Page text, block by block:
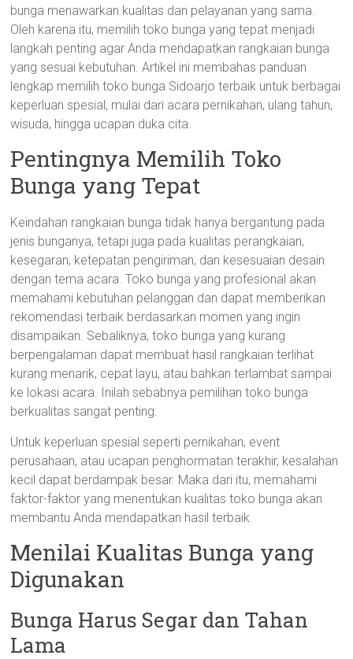
bunga menawarkan kualitas dan pelayanan yang sama.
Oleh karena itu, memilih toko bunga yang tepat menjadi
langkah penting agar Anda mendapatkan rangkaian bunga
yang sesuai kebutuhan. Artikel ini membahas panduan
lengkap memilih toko bunga Sidoarjo terbaik untuk berbagai
keperluan spesial, mulai dari acara pernikahan, ulang tahun,
wisuda, hingga ucapan duka cita.
Pentingnya Memilih Toko
Bunga yang Tepat
Keindahan rangkaian bunga tidak hanya bergantung pada
jenis bunganya, tetapi juga pada kualitas perangkaian,
kesegaran, ketepatan pengiriman, dan kesesuaian desain
dengan tema acara. Toko bunga yang profesional akan
memahami kebutuhan pelanggan dan dapat memberikan
rekomendasi terbaik berdasarkan momen yang ingin
disampaikan. Sebaliknya, toko bunga yang kurang
berpengalaman dapat membuat hasil rangkaian terlihat
kurang menarik, cepat layu, atau bahkan terlambat sampai
ke lokasi acara. Inilah sebabnya pemilihan toko bunga
berkualitas sangat penting.
Untuk keperluan spesial seperti pernikahan, event
perusahaan, atau ucapan penghormatan terakhir, kesalahan
kecil dapat berdampak besar. Maka dari itu, memahami
faktor-faktor yang menentukan kualitas toko bunga akan
membantu Anda mendapatkan hasil terbaik.
Menilai Kualitas Bunga yang
Digunakan
Bunga Harus Segar dan Tahan
Lama